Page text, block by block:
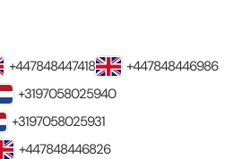
+447848447418
+447848446986
+3197058025940
+3197058025931
+447848446826